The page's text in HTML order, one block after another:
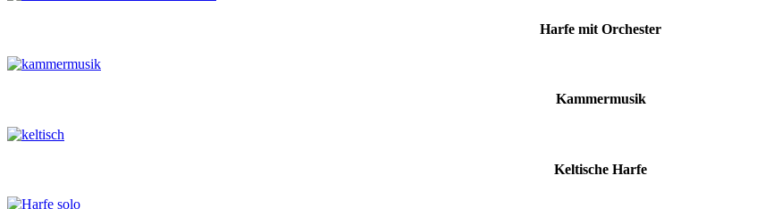
Harfe mit Orchester
Kammermusik
Keltische Harfe